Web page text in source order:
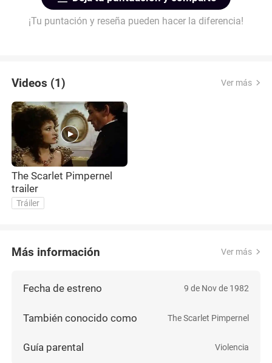
¡Tu puntación y reseña pueden hacer la diferencia!
Videos (1) Ver más
The Scarlet Pimpernel
trailer
Tráiler
Más información Ver más
Fecha de estreno 9 de Nov de 1982
También conocido como The Scarlet Pimpernel
Guía parental Violencia